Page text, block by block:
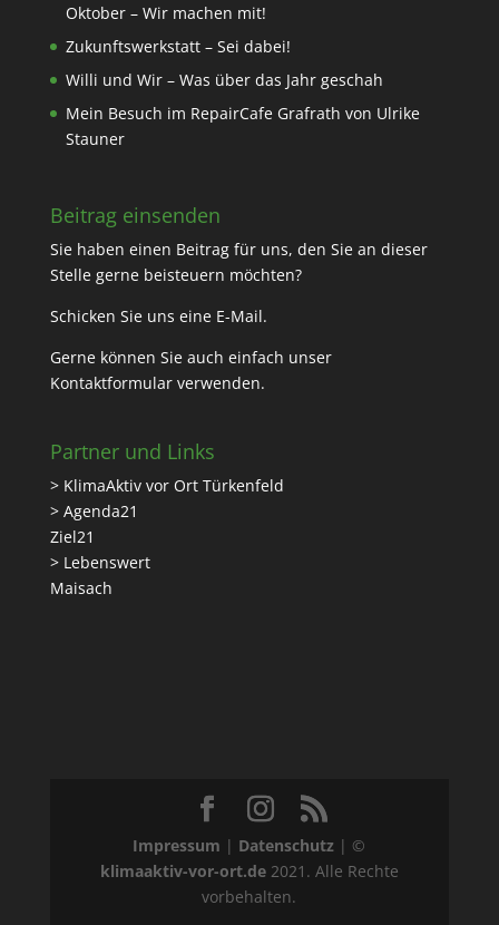
Oktober – Wir machen mit!
Zukunftswerkstatt – Sei dabei!
Willi und Wir – Was über das Jahr geschah
Mein Besuch im RepairCafe Grafrath von Ulrike
Stauner
Beitrag einsenden
Sie haben einen Beitrag für uns, den Sie an dieser
Stelle gerne beisteuern möchten?
Schicken Sie uns eine E-Mail.
Gerne können Sie auch einfach unser
Kontaktformularverwenden.
Partner und Links
> KlimaAktiv vor Ort Türkenfeld
> Agenda21
Ziel21
> Lebenswert
Maisach
Impressum | Datenschutz | ©
klimaaktiv-vor-ort.de2021. Alle Rechte
vorbehalten.